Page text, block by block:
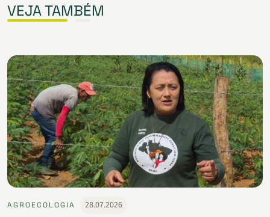
VEJA TAMBÉM
AGROECOLOGIA 28.07.2026